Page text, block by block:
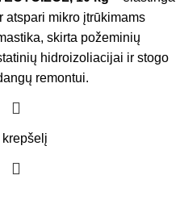
atspari mikro įtrūkimams
skirta požeminių
hidroizoliacijai ir stogo
remontui.
krepšelį